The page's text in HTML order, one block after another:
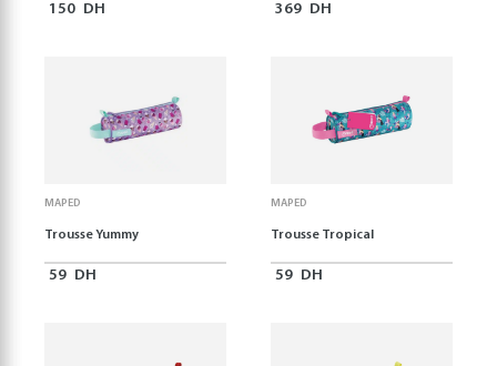
150 DH 369 DH
MAPED
Trousse Yummy
59 DH
MAPED
Trousse Tropical
59 DH